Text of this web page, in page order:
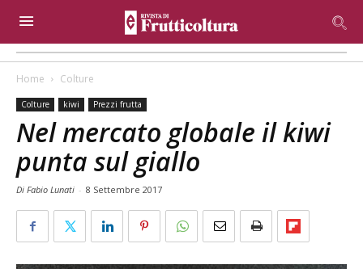
Home Colture
Colture kiwi Prezzi frutta
Nel mercato globale il kiwi
punta sul giallo
Di Fabio Lunati - 8 Settembre 2017